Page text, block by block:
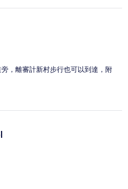
，離審計新村步行也可以到達，附